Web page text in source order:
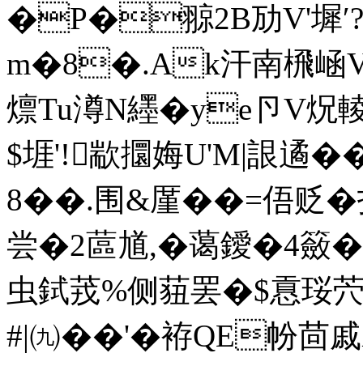
�P�翞2B劢V'墀′?
m�8�.Ak汗南榌崡V
燷Tu澊N纆�ye卪V炾
$堐'!歂攌娒U'M|詪遹
8��.围&厪��=俉贬�
尝�2蓲馗,�蔼鑀�4籢
虫鉽茙%侧莥罢�$慐珱
#|㈨��'�袸QE帉 茴